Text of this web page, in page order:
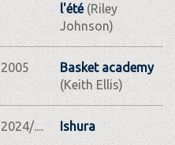
l'été(Riley
Johnson)
2005
Basket academy
(Keith Ellis)
2024/.... Ishura